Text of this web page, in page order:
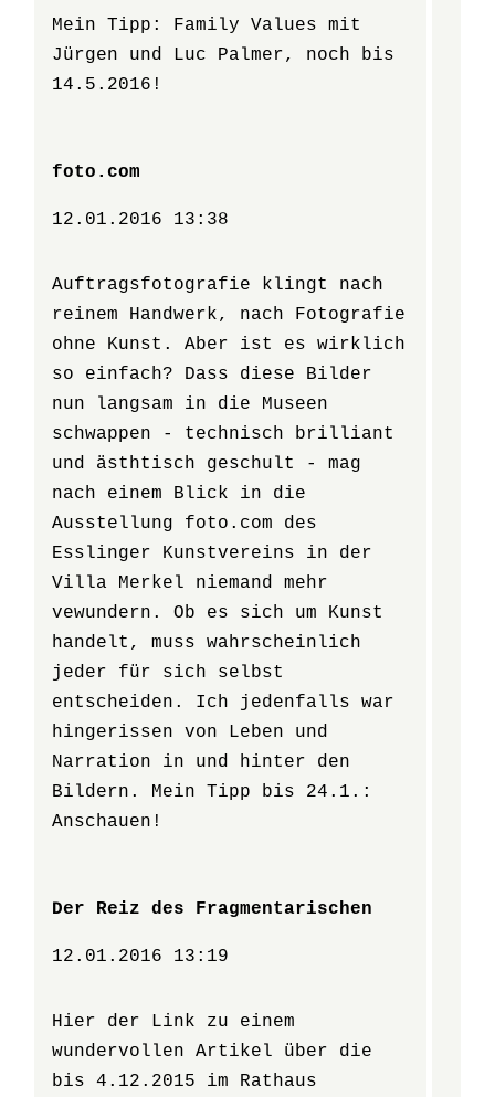
Mein Tipp: Family Values mit
Jürgen und Luc Palmer, noch bis
14.5.2016!
foto.com
12.01.2016 13:38
Auftragsfotografie klingt nach
reinem Handwerk, nach Fotografie
ohne Kunst. Aber ist es wirklich
so einfach? Dass diese Bilder
nun langsam in die Museen
schwappen - technisch brilliant
und ästhtisch geschult - mag
nach einem Blick in die
Ausstellung foto.com des
Esslinger Kunstvereins in der
Villa Merkel niemand mehr
vewundern. Ob es sich um Kunst
handelt, muss wahrscheinlich
jeder für sich selbst
entscheiden. Ich jedenfalls war
hingerissen von Leben und
Narration in und hinter den
Bildern. Mein Tipp bis 24.1.:
Anschauen!
Der Reiz des Fragmentarischen
12.01.2016 13:19
Hier der Link zu einem
wundervollen Artikel über die
bis 4.12.2015 im Rathaus